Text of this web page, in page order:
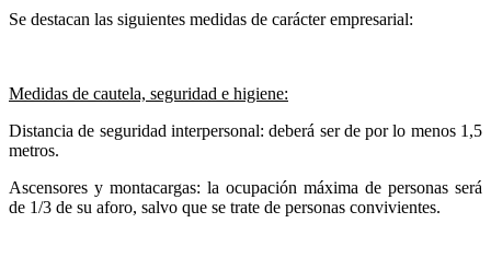
Se destacan las siguientes medidas de carácter empresarial:
Medidas de cautela, seguridad e higiene:
Distancia de seguridad interpersonal: deberá ser de por lo menos 1,5
metros.
Ascensores y montacargas: la ocupación máxima de personas será
de 1/3 de su aforo, salvo que se trate de personas convivientes.